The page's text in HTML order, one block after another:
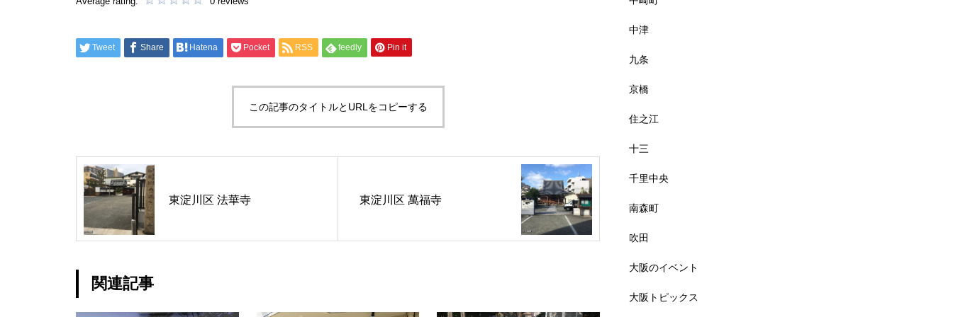
Tweet Share Hatena Pocket RSS feedly Pin it
この記事のタイトルとURLをコピーする
東淀川区 法華寺 東淀川区 萬福寺
関連記事
中津
九条
京橋
住之江
十三
千里中央
南森町
吹田
大阪のイベント
大阪トピックス